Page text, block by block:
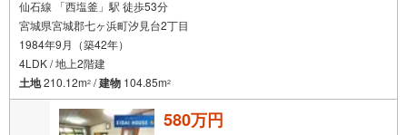
仙石線 「西塩釜」駅 徒歩53分
宮城県宮城郡七ヶ浜町汐見台2丁目
1984年9月（築42年）
4LDK / 地上2階建
土地210.12m2 /建物 104.85m2
580万円